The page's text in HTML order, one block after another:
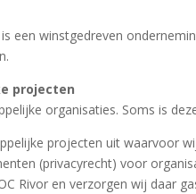
een winstgedreven
projecten
organisaties. Soms is
projecten uit waarvoor
(privacyrecht) voor
Rivor en verzorgen wij daar